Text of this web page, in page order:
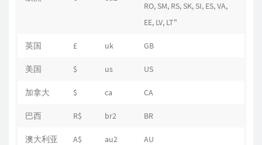
RO, SM, RS, SK, SI, ES, VA,
EE, LV, LT"
英国 £ uk GB
美国 $ us US
加拿大 $ ca CA
巴西 R$ br2 BR
澳大利亚 A$ au2 AU